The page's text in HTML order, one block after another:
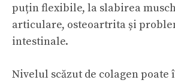
puțin flexibile, la slabirea
articulare, osteoartrita și
intestinale.
Nivelul scăzut de colagen poate